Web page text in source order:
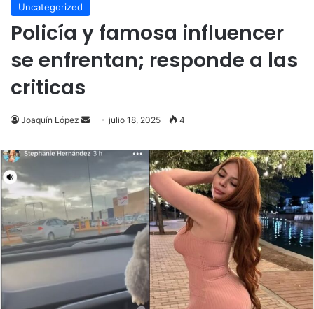
Uncategorized
Policía y famosa influencer
se enfrentan; responde a las
criticas
Joaquín López
Send
email
julio 18, 2025 4